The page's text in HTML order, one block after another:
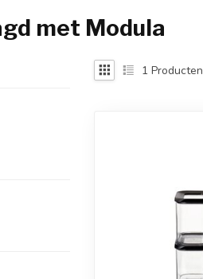
met Modula
1 Producten